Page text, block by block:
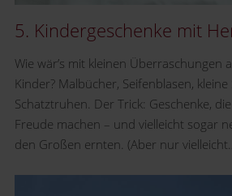
5. Kindergeschenke mit
Wie wär’s mit kleinen Überraschungen
Kinder? Malbücher, Seifenblasen,
Schatztruhen. Der Trick: Geschenke,
Freude machen – und vielleicht sogar
den Großen ernten. (Aber nur